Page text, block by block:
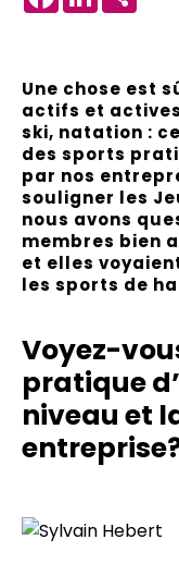
Une chose est
actifs et
ski, natation :
des sports
par nos
souligner les
nous avons
membres bien
et elles
les sports de
Voyez-
pratique
niveau et